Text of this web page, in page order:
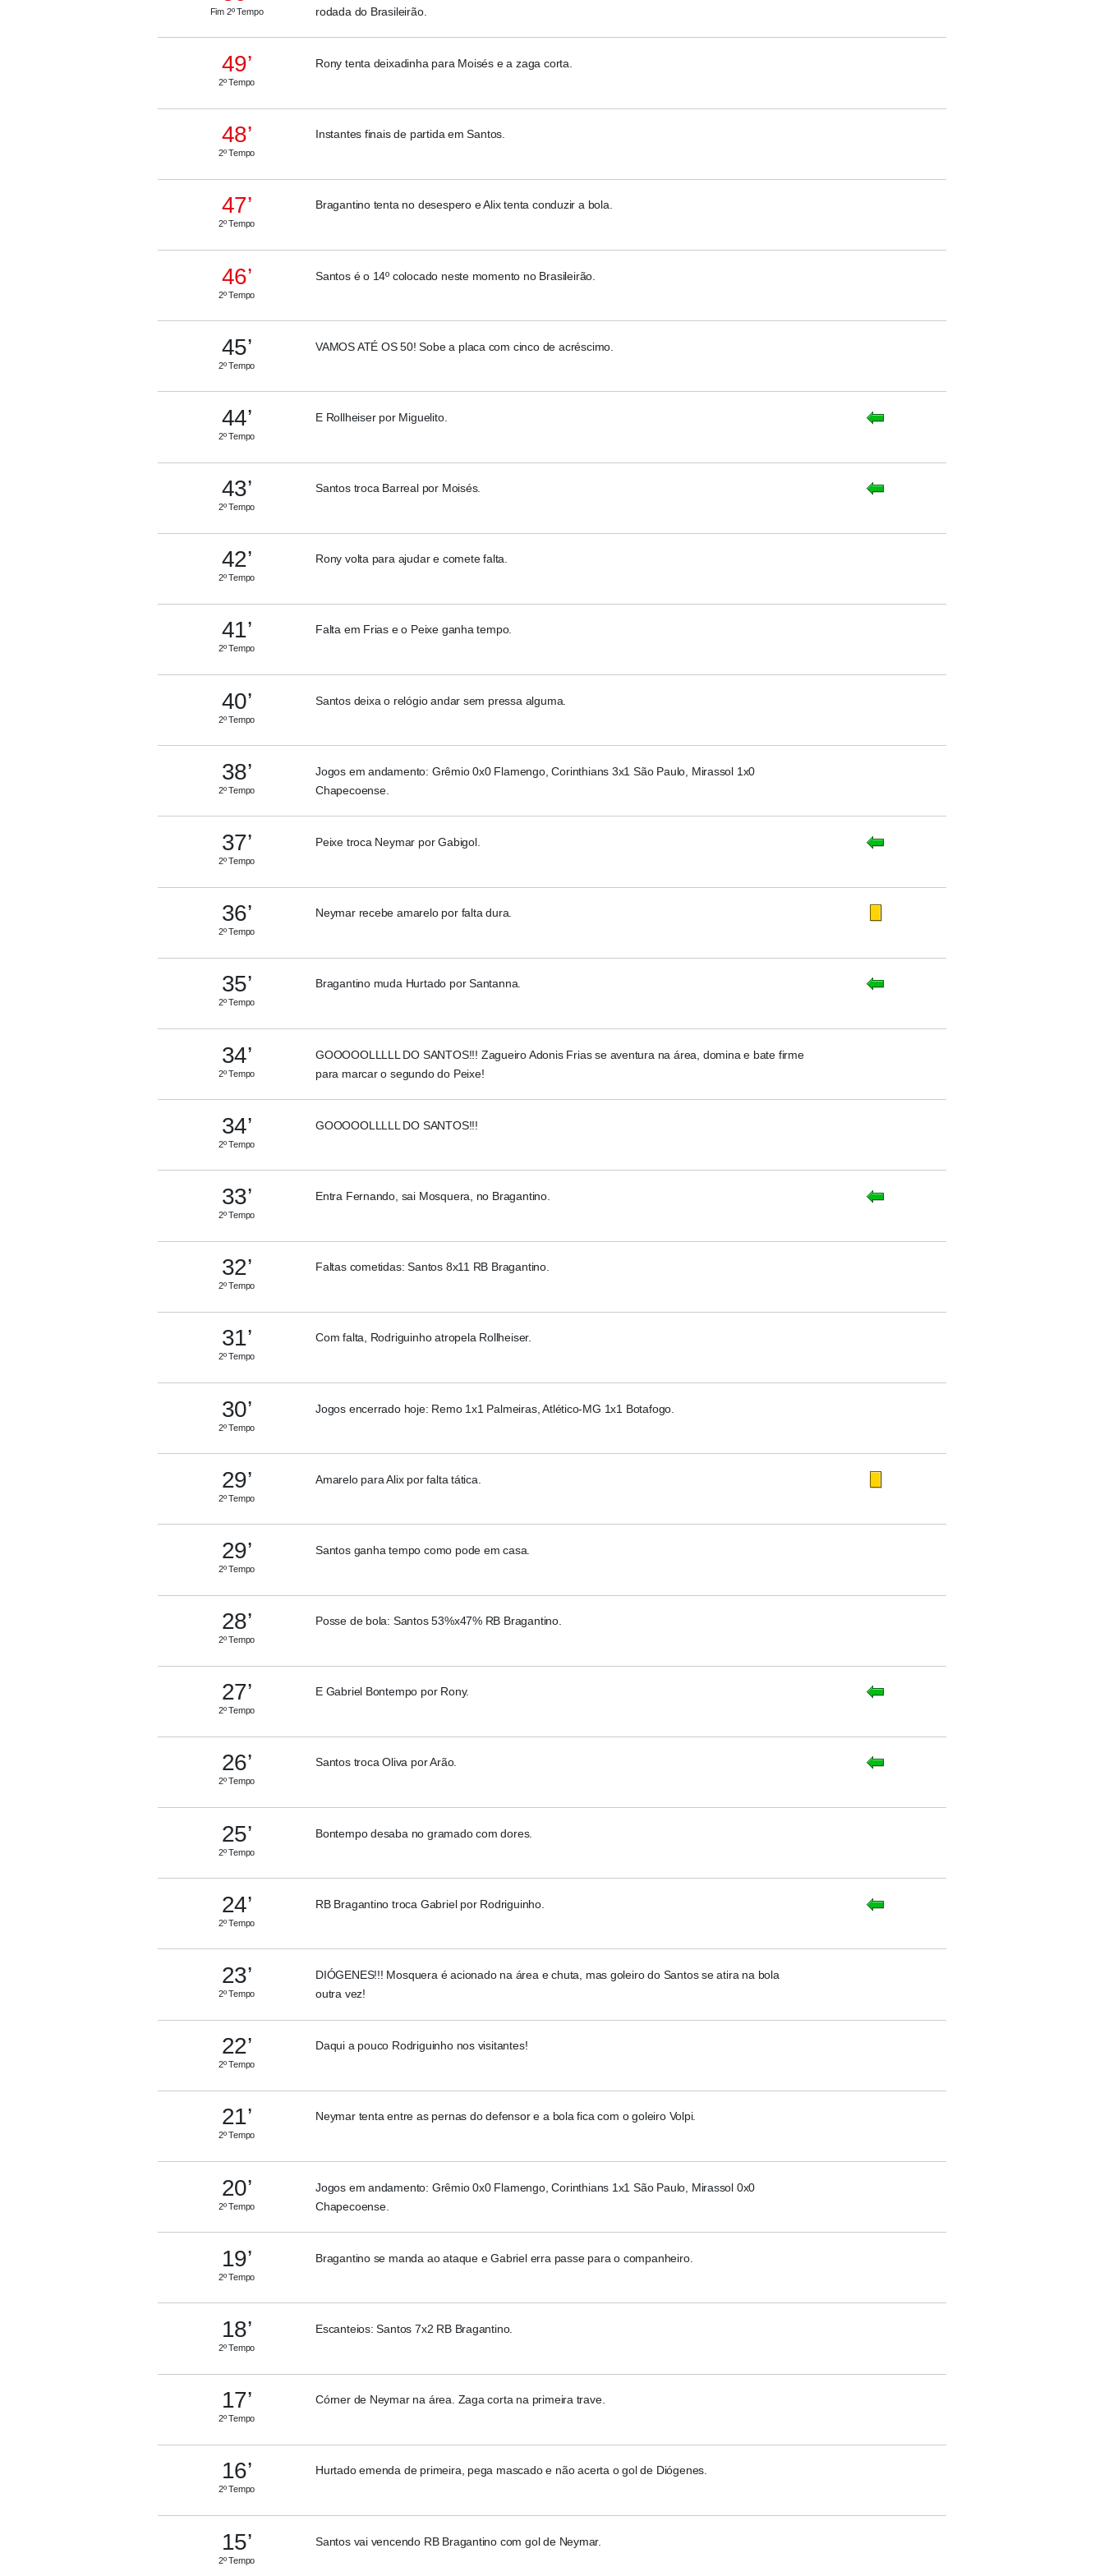
Fim 2º Tempo
rodada do Brasileirão.
49’
2º Tempo
Rony tenta deixadinha para Moisés e a zaga corta.
48’
2º Tempo
Instantes finais de partida em Santos.
47’
2º Tempo
Bragantino tenta no desespero e Alix tenta conduzir a bola.
46’
2º Tempo
Santos é o 14º colocado neste momento no Brasileirão.
45’
2º Tempo
VAMOS ATÉ OS 50! Sobe a placa com cinco de acréscimo.
44’
2º Tempo
E Rollheiser por Miguelito.
43’
2º Tempo
Santos troca Barreal por Moisés.
42’
2º Tempo
Rony volta para ajudar e comete falta.
41’
2º Tempo
Falta em Frias e o Peixe ganha tempo.
40’
2º Tempo
Santos deixa o relógio andar sem pressa alguma.
38’
2º Tempo
Jogos em andamento: Grêmio 0x0 Flamengo, Corinthians 3x1 São Paulo, Mirassol 1x0
Chapecoense.
37’
2º Tempo
Peixe troca Neymar por Gabigol.
36’
2º Tempo
Neymar recebe amarelo por falta dura.
35’
2º Tempo
Bragantino muda Hurtado por Santanna.
34’
2º Tempo
GOOOOOLLLLL DO SANTOS!!! Zagueiro Adonis Frias se aventura na área, domina e bate firme
para marcar o segundo do Peixe!
34’
2º Tempo
GOOOOOLLLLL DO SANTOS!!!
33’
2º Tempo
Entra Fernando, sai Mosquera, no Bragantino.
32’
2º Tempo
Faltas cometidas: Santos 8x11 RB Bragantino.
31’
2º Tempo
Com falta, Rodriguinho atropela Rollheiser.
30’
2º Tempo
Jogos encerrado hoje: Remo 1x1 Palmeiras, Atlético-MG 1x1 Botafogo.
29’
2º Tempo
Amarelo para Alix por falta tática.
29’
2º Tempo
Santos ganha tempo como pode em casa.
28’
2º Tempo
Posse de bola: Santos 53%x47% RB Bragantino.
27’
2º Tempo
E Gabriel Bontempo por Rony.
26’
2º Tempo
Santos troca Oliva por Arão.
25’
2º Tempo
Bontempo desaba no gramado com dores.
24’
2º Tempo
RB Bragantino troca Gabriel por Rodriguinho.
23’
2º Tempo
DIÓGENES!!! Mosquera é acionado na área e chuta, mas goleiro do Santos se atira na bola
outra vez!
22’
2º Tempo
Daqui a pouco Rodriguinho nos visitantes!
21’
2º Tempo
Neymar tenta entre as pernas do defensor e a bola fica com o goleiro Volpi.
20’
2º Tempo
Jogos em andamento: Grêmio 0x0 Flamengo, Corinthians 1x1 São Paulo, Mirassol 0x0
Chapecoense.
19’
2º Tempo
Bragantino se manda ao ataque e Gabriel erra passe para o companheiro.
18’
2º Tempo
Escanteios: Santos 7x2 RB Bragantino.
17’
2º Tempo
Córner de Neymar na área. Zaga corta na primeira trave.
16’
2º Tempo
Hurtado emenda de primeira, pega mascado e não acerta o gol de Diógenes.
15’
2º Tempo
Santos vai vencendo RB Bragantino com gol de Neymar.